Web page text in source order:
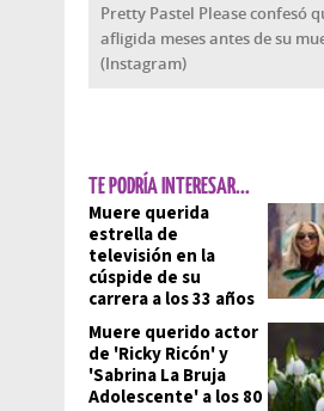
Pretty Pastel Please confesó
afligida meses antes de su
(Instagram)
TE PODRÍA INTERESAR...
Muere querida
estrella de
televisión en la
cúspide de su
carrera a los 33 años
Muere querido actor
de 'Ricky Ricón' y
'Sabrina La Bruja
Adolescente' a los 80